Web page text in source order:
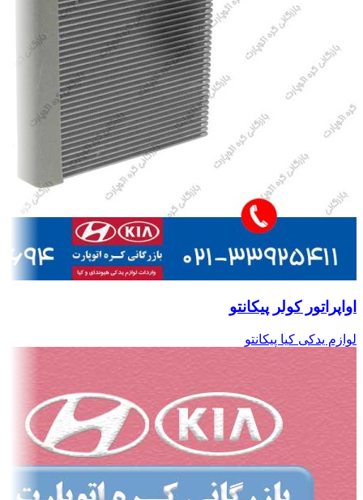
اواپراتور کولر پیکانتو
لوازم یدکی کیا پیکانتو